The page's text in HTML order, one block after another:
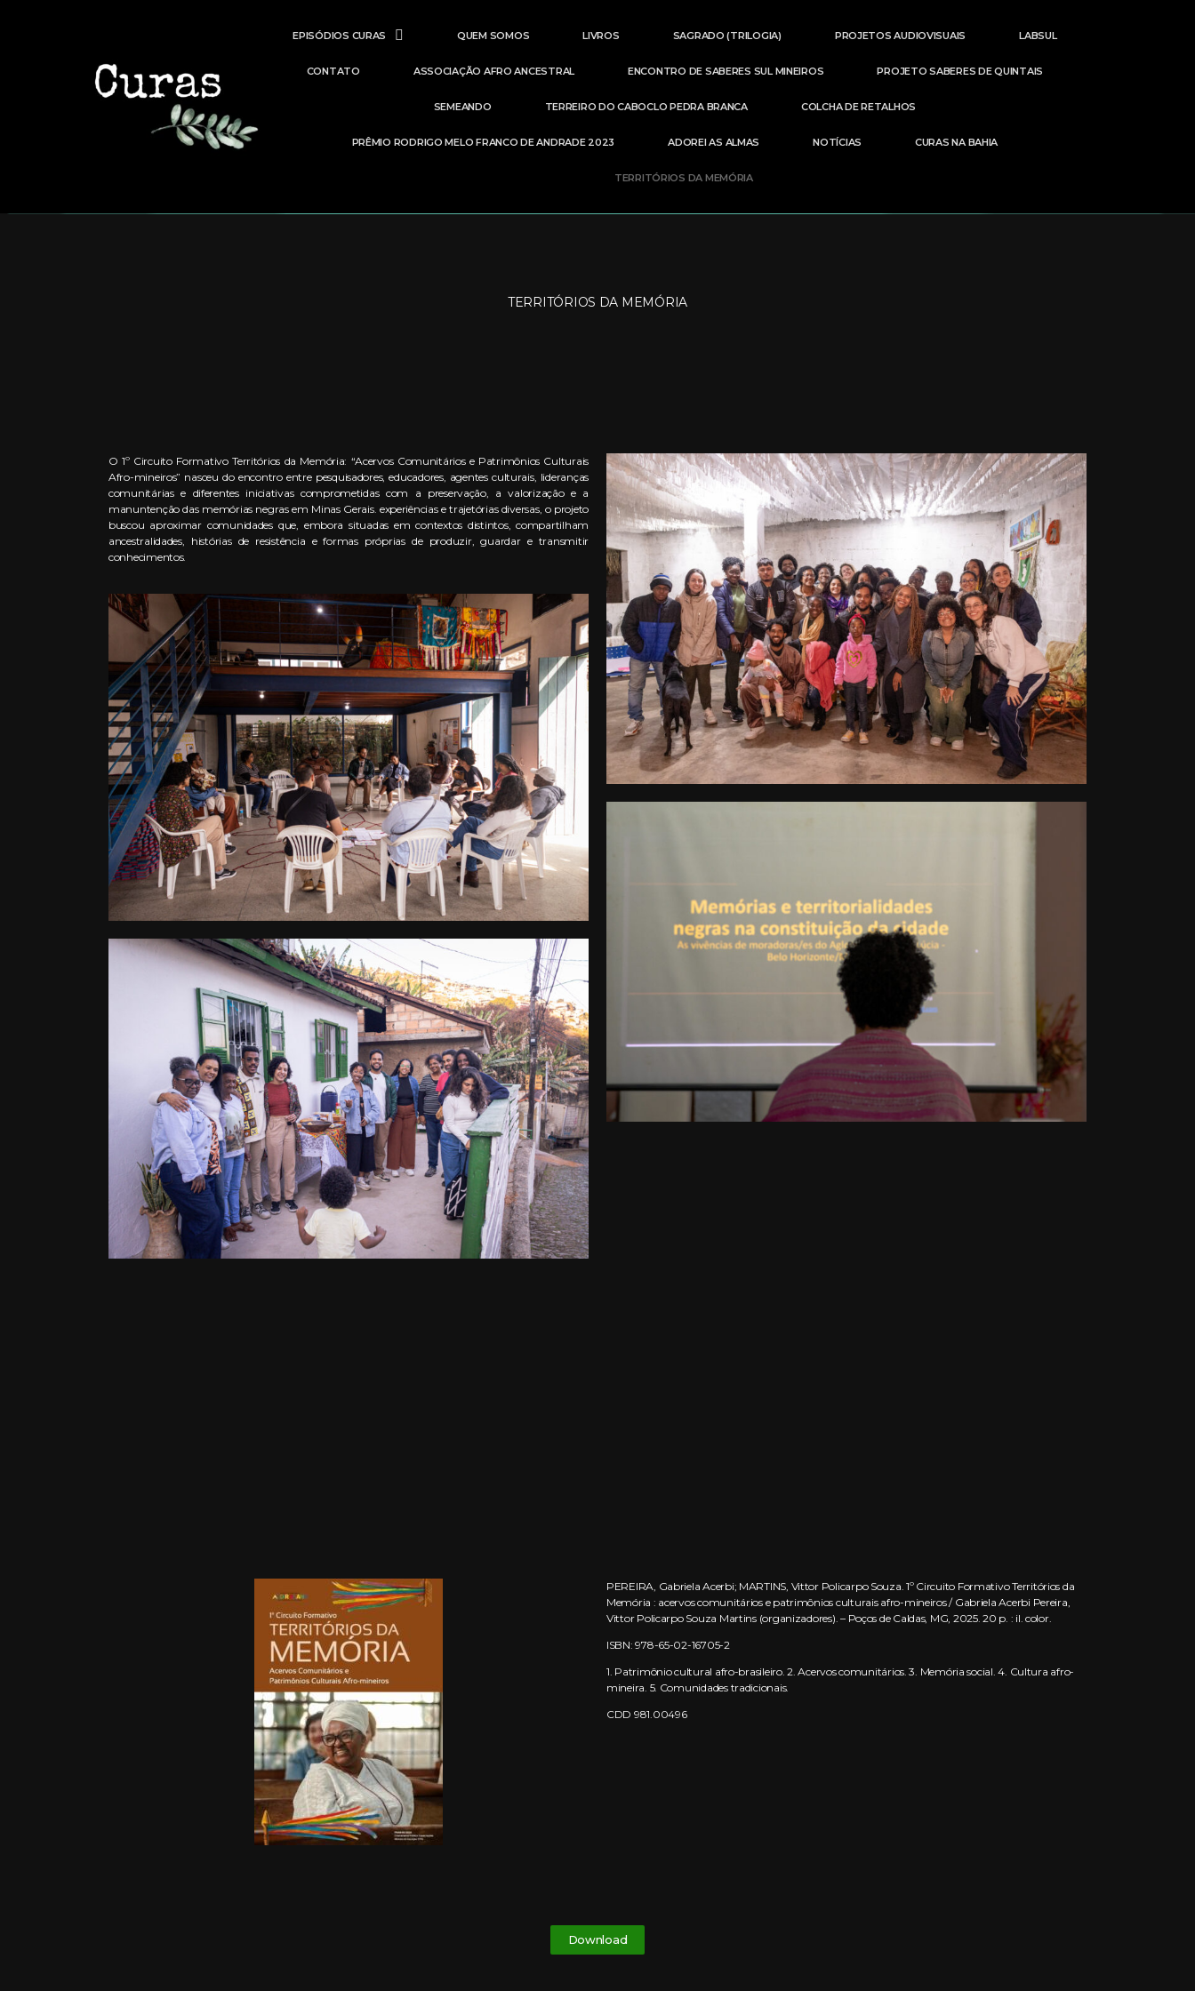
EPISÓDIOS CURAS QUEM SOMOS LIVROS SAGRADO (TRILOGIA) PROJETOS AUDIOVISUAIS LABSUL
CONTATO ASSOCIAÇÃO AFRO ANCESTRAL ENCONTRO DE SABERES SUL MINEIROS PROJETO SABERES DE QUINTAIS
SEMEANDO TERREIRO DO CABOCLO PEDRA BRANCA COLCHA DE RETALHOS
PRÊMIO RODRIGO MELO FRANCO DE ANDRADE 2023 ADOREI AS ALMAS NOTÍCIAS CURAS NA BAHIA
TERRITÓRIOS DA MEMÓRIA
TERRITÓRIOS DA MEMÓRIA
O 1º Circuito Formativo Territórios da Memória: “Acervos Comunitários e Patrimônios Culturais
Afro-mineiros” nasceu do encontro entre pesquisadores, educadores, agentes culturais, lideranças
comunitárias e diferentes iniciativas comprometidas com a preservação, a valorização e a
manuntenção das memórias negras em Minas Gerais. experiências e trajetórias diversas, o projeto
buscou aproximar comunidades que, embora situadas em contextos distintos, compartilham
ancestralidades, histórias de resistência e formas próprias de produzir, guardar e transmitir
conhecimentos.
PEREIRA, Gabriela Acerbi; MARTINS, Vittor Policarpo Souza. 1º Circuito Formativo Territórios da
Memória : acervos comunitários e patrimônios culturais afro-mineiros / Gabriela Acerbi Pereira,
Vittor Policarpo Souza Martins (organizadores). – Poços de Caldas, MG, 2025. 20 p. : il. color.
ISBN: 978-65-02-16705-2
1. Patrimônio cultural afro-brasileiro. 2. Acervos comunitários. 3. Memória social. 4. Cultura afro-
mineira. 5. Comunidades tradicionais.
CDD 981.00496
Download